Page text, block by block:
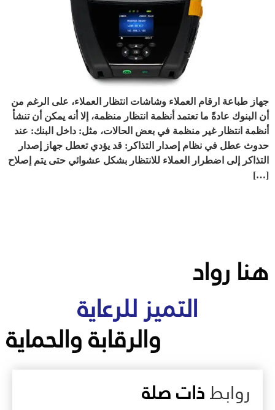
جهاز طباعة ارقام العملاء وشاشات انتظار العملاء، على الرغم من
أن البنوك عادةً ما تعتمد أنظمة انتظار منظمة، إلا أنه يمكن أن تنشأ
أنظمة انتظار غير منظمة في بعض الحالات، مثل: داخل البنك: عند
حدوث عطل في نظام إصدار التذاكر: قد يؤدي تعطل جهاز إصدار
التذاكر إلى اضطرار العملاء للانتظار بشكل عشوائي حتى يتم إصلاح
[…]
هنا رواد
التميز للرعاية
والرقابة والحماية
روابطذات صلة